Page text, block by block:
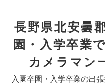
長野県北安曇
園・入学卒業
カメラマン
入園卒園・入学卒業の出